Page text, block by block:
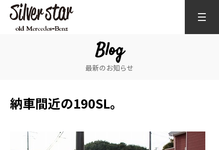
Blog
最新のお知らせ
納車間近の190SL。